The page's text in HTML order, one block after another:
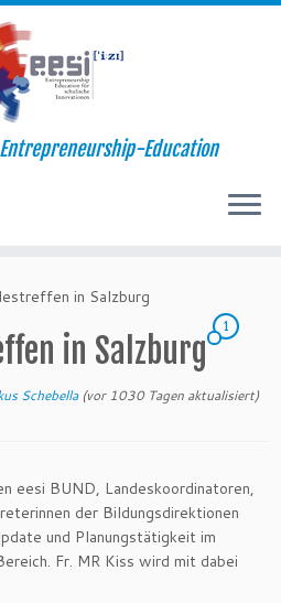
Education
in Salzburg
in Salzburg
1
Schebella(vor 1030 Tagen aktualisiert)
eesi BUND, Landeskoordinatoren,
der Bildungsdirektionen
und Planungstätigkeit im
Fr. MR Kiss wird mit dabei